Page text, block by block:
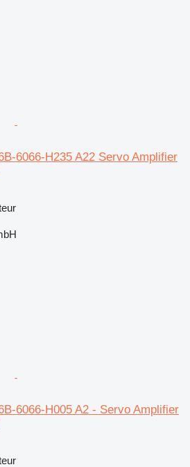
6066-H235 A22 Servo Amplifier
6066-H005 A2 - Servo Amplifier